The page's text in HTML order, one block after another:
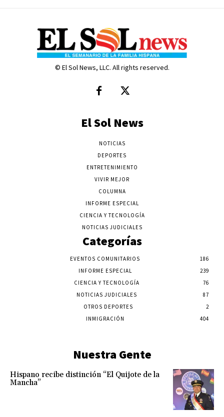
© El Sol News, LLC. All rights reserved.
El Sol News
NOTICIAS
DEPORTES
ENTRETENIMIENTO
VIVIR MEJOR
COLUMNA
INFORME ESPECIAL
CIENCIA Y TECNOLOGÍA
NOTICIAS JUDICIALES
Categorías
EVENTOS COMUNITARIOS
186
INFORME ESPECIAL
239
CIENCIA Y TECNOLOGÍA
76
NOTICIAS JUDICIALES
87
OTROS DEPORTES
2
INMIGRACIÓN
404
Nuestra Gente
Hispano recibe distinción “El Quijote de la
Mancha”